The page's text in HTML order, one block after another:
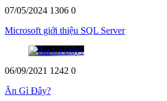
07/05/2024 1306 0
Microsoft giới thiệu SQL Server
06/09/2021 1242 0
Ăn Gì Đây?